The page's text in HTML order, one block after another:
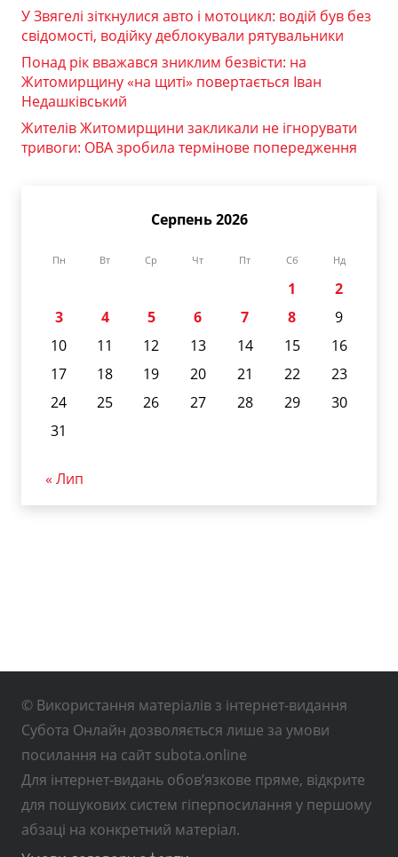
У Звягелі зіткнулися авто і мотоцикл: водій був без
свідомості, водійку деблокували рятувальники
Понад рік вважався зниклим безвісти: на
Житомирщину «на щиті» повертається Іван
Недашківський
Жителів Житомирщини закликали не ігнорувати
тривоги: ОВА зробила термінове попередження
Серпень 2026
Пн Вт Ср Чт Пт Сб Нд
1
2
3
4 5 6 7 8
9
10
11 12 13 14 15
16
17
18 19 20 21 22
23
24
25 26 27 28 29
30
31
« Лип
© Використання матеріалів з інтернет-видання
Субота Онлайн дозволяється лише за умови
посилання на сайт subota.online
Для інтернет-видань обов’язкове пряме, відкрите
для пошукових систем гіперпосилання у першому
абзаці на конкретний матеріал.